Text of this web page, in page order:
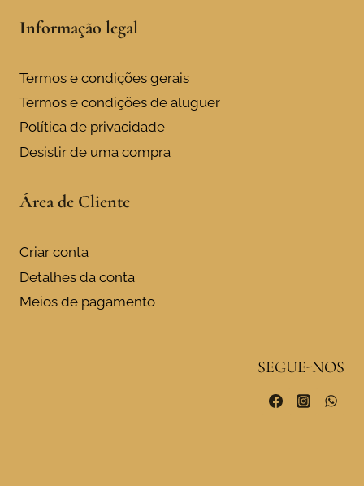
Informação legal
Termos e condições gerais
Termos e condições de aluguer
Política de privacidade
Desistir de uma compra
Área de Cliente
Criar conta
Detalhes da conta
Meios de pagamento
SEGUE-NOS